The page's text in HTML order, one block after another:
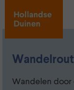
Wandelen door